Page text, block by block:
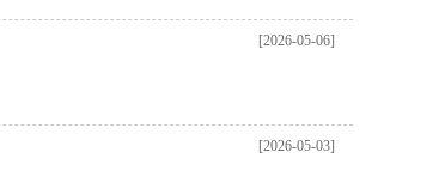
[2026-05-06]
[2026-05-03]